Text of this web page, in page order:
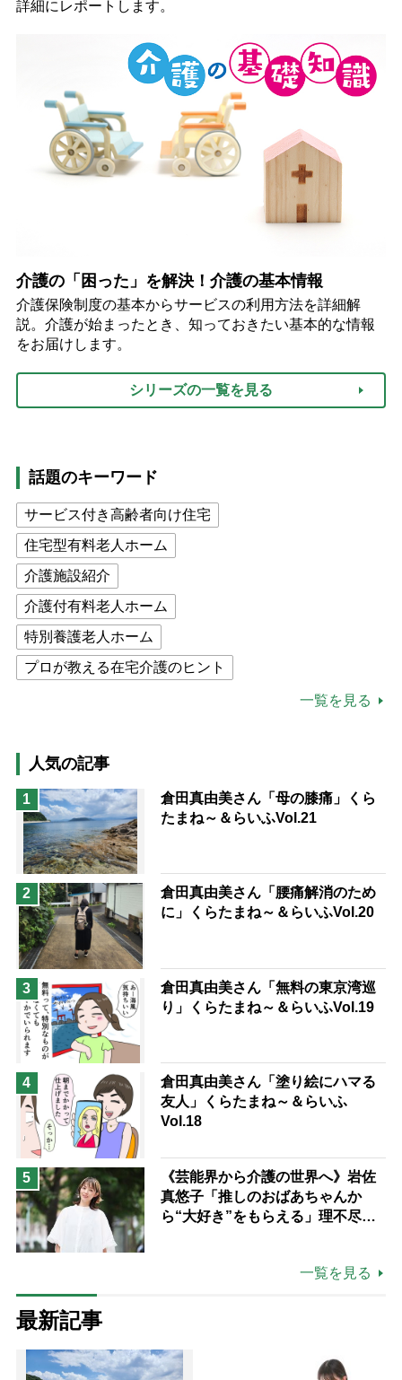
詳細にレポートします。
介護の「困った」を解決！介護の基本情報
介護保険制度の基本からサービスの利用方法を詳細解
説。介護が始まったとき、知っておきたい基本的な情報
をお届けします。
シリーズの一覧を見る
話題のキーワード
サービス付き高齢者向け住宅
住宅型有料老人ホーム
介護施設紹介
介護付有料老人ホーム
特別養護老人ホーム
プロが教える在宅介護のヒント
猫が母になつきません
息子の遠距離介護サバイバル術
兄がボケました
便利なサービス
予防法
一覧を見る
人気の記事
1
倉田真由美さん「母の膝痛」くら
たまね～＆らいふVol.21
2
倉田真由美さん「腰痛解消のため
に」くらたまね～＆らいふVol.20
3
倉田真由美さん「無料の東京湾巡
り」くらたまね～＆らいふVol.19
4
倉田真由美さん「塗り絵にハマる
友人」くらたまね～＆らいふ
Vol.18
5
《芸能界から介護の世界へ》岩佐
真悠子「推しのおばあちゃんか
ら“大好き”をもらえる」理不尽さ
一覧を見る
最新記事